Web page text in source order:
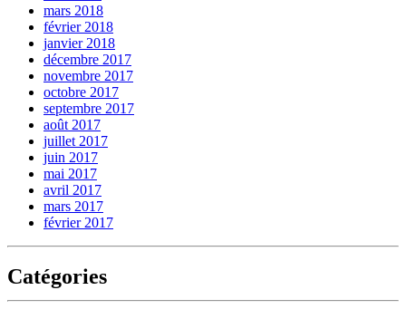
mars 2018
février 2018
janvier 2018
décembre 2017
novembre 2017
octobre 2017
septembre 2017
août 2017
juillet 2017
juin 2017
mai 2017
avril 2017
mars 2017
février 2017
Catégories